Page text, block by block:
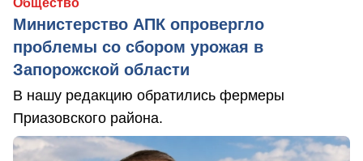
Общество
Министерство АПК опровергло
проблемы со сбором урожая в
Запорожской области
В нашу редакцию обратились фермеры
Приазовского района.